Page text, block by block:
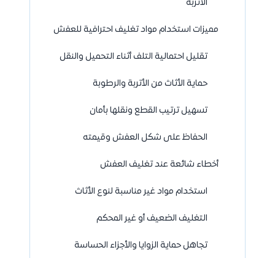
الأتربة
مميزات استخدام مواد تغليف احترافية للعفش
تقليل احتمالية التلف أثناء التحميل والنقل
حماية الأثاث من الأتربة والرطوبة
تسهيل ترتيب القطع ونقلها بأمان
الحفاظ على شكل العفش وقيمته
أخطاء شائعة عند تغليف العفش
استخدام مواد غير مناسبة لنوع الأثاث
التغليف الضعيف أو غير المحكم
تجاهل حماية الزوايا والأجزاء الحساسة